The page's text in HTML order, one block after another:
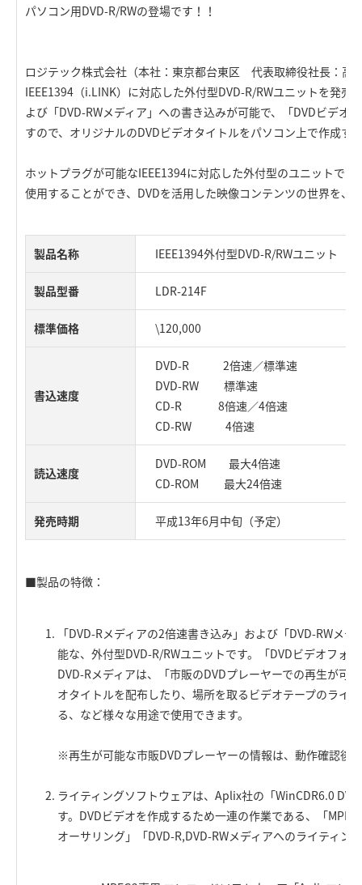
パソコン用DVD-R/RWの登場です！！
ロジテック株式会社（本社：東京都台東区 代表取締役社長：高
IEEE1394（i.LINK）に対応した外付型DVD-R/RWユニットを発売
よび「DVD-RWメディア」への書き込みが可能で、「DVDビデオ
すので、オリジナルのDVDビデオタイトルをパソコン上で作成す
ホットプラグが可能なIEEE1394に対応した外付型のユニットで
使用することができ、DVDを活用した映像コンテンツの世界を、
製品名称 IEEE1394外付型DVD-R/RWユニット
製品型番 LDR-214F
標準価格 \120,000
書込速度
DVD-R 2倍速／標準速
DVD-RW 標準速
CD-R 8倍速／4倍速
CD-RW 4倍速
読込速度
DVD-ROM 最大4倍速
CD-ROM 最大24倍速
発売時期 平成13年6月中旬（予定）
■製品の特徴：
「DVD-Rメディアの2倍速書き込み」および「DVD-RWメ
能な、外付型DVD-R/RWユニットです。「DVDビデオフォ
DVD-Rメディアは、「市販のDVDプレーヤーでの再生が可
オタイトルを配布したり、場所を取るビデオテープのライ
る、など様々な用途で使用できます。
※再生が可能な市販DVDプレーヤーの情報は、動作確認後
ライティングソフトウェアは、Aplix社の「WinCDR6.0
す。DVDビデオを作成するため一連の作業である、「
オーサリング」「DVD-R,DVD-RWメディアへのライティン